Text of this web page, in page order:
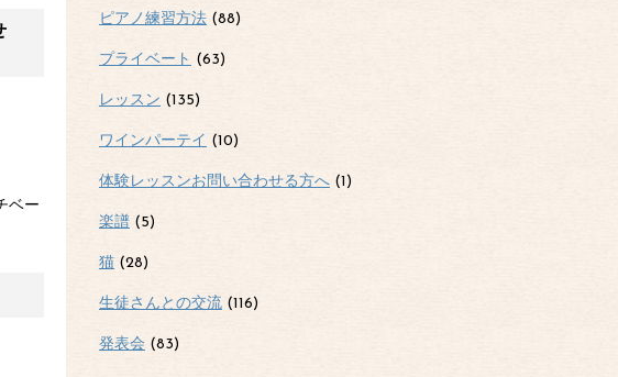
ベー
ピアノ練習方法 (88)
プライベート (63)
レッスン (135)
ワインパーテイ (10)
体験レッスンお問い合わせる方へ (1)
楽譜 (5)
猫 (28)
生徒さんとの交流 (116)
発表会 (83)